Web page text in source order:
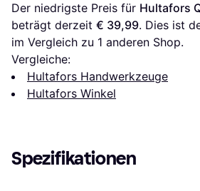
Der niedrigste Preis für Hultafors
beträgt derzeit € 39,99. Dies ist
im Vergleich zu 1 anderen Shop.
Vergleiche:
Hultafors Handwerkzeuge
Hultafors Winkel
Spezifikationen